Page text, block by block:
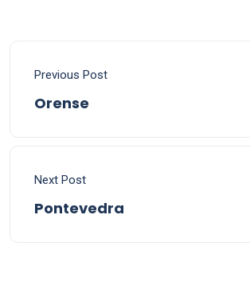
Previous Post
Orense
Next Post
Pontevedra